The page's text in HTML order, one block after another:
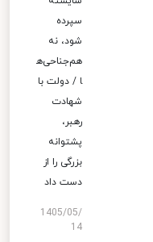
سپرده
شود، نه
هم‌جناحی‌ه
ا / دولت با
شهادت
رهبر،
پشتوانه
بزرگی را از
دست داد
1405/05/
14